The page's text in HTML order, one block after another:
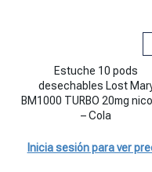
Estuche 10 pods
Estuche 10 pods
desechables Lost
BM1000 TURBO 20mg
– Cola
Inicia sesión para ver